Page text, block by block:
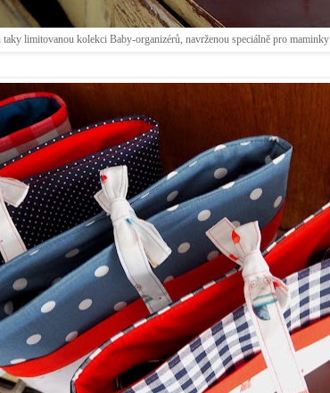
taky limitovanou kolekci Baby-organizérů, navrženou speciálně pro maminky